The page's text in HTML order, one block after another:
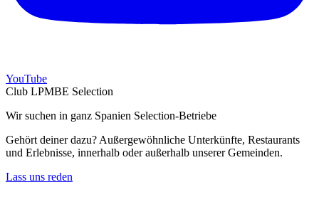
YouTube
Club LPMBE Selection
Wir suchen in ganz Spanien Selection-Betriebe
Gehört deiner dazu? Außergewöhnliche Unterkünfte, Restaurants
und Erlebnisse, innerhalb oder außerhalb unserer Gemeinden.
Lass uns reden